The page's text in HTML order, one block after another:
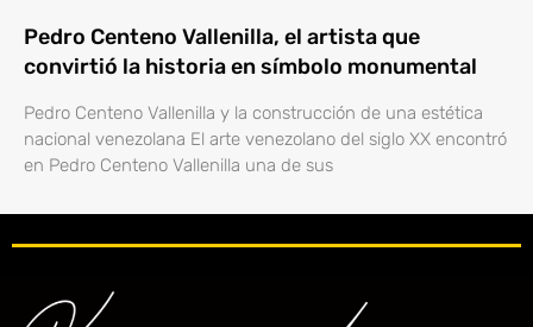
Pedro Centeno Vallenilla, el artista que
convirtió la historia en símbolo monumental
Pedro Centeno Vallenilla y la construcción de una estética
nacional venezolana El arte venezolano del siglo XX encontró
en Pedro Centeno Vallenilla una de sus